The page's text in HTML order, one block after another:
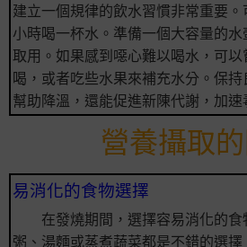
建立一個規律的飲水習慣非常重要
小時喝一杯水。準備一個大容量的
取用。如果感到噁心難以喝水，可
喝，或者吃些水果來補充水分。保
幫助降溫，還能促進新陳代謝，加速
營養攝取
易消化的食物選擇
在發燒期間，選擇容易消化的
粥、湯麵或蒸煮蔬菜都是不錯的選